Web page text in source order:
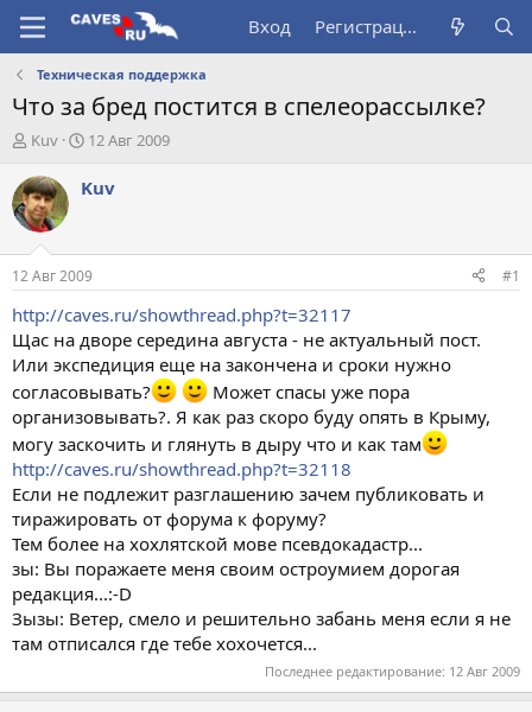
Вход Регистрация
Техническая поддержка
Что за бред постится в спелеорассылке?
А
т
о
р
т
е
м
ы
Kuv
Д
т
ч
а
л
12 Авг 2009
Kuv
12 Авг 2009 #1
http://caves.ru/showthread.php?t=32117
Щас на дворе середина августа - не актуальный пост.
Или экспедиция еще на закончена и сроки нужно
согласовывать?
Может спасы уже пора
организовывать?. Я как раз скоро буду опять в Крыму,
могу заскочить и глянуть в дыру что и как там
http://caves.ru/showthread.php?t=32118
Если не подлежит разглашению зачем публиковать и
тиражировать от форума к форуму?
Тем более на хохлятской мове псевдокадастр...
зы: Вы поражаете меня своим остроумием дорогая
редакция...:-D
Зызы: Ветер, смело и решительно забань меня если я не
там отписался где тебе хохочется...
Последнее редактирование: 12 Авг 2009